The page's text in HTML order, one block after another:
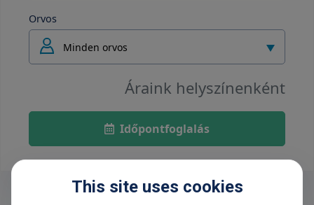
Orvos
Minden orvos
Áraink helyszínenként
Időpontfoglalás
This site uses cookies